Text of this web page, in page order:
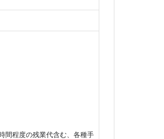
間程度の残業代含む、各種手